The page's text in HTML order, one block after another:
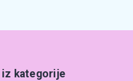
iz kategorije